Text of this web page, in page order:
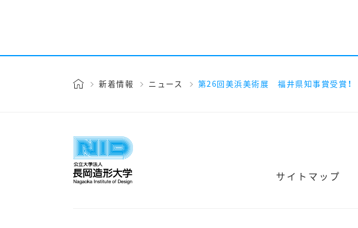
新着情報 ニュース 第26回美浜美術展 福井県知事賞受賞！
サイトマップ